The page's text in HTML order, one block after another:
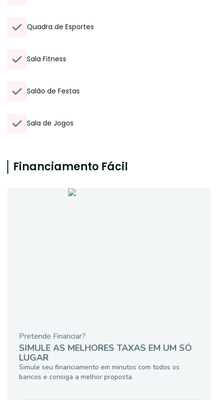
Quadra de Esportes
Sala Fitness
Salão de Festas
Sala de Jogos
Financiamento Fácil
Pretende Financiar?
SIMULE AS MELHORES TAXAS EM UM SÓ
LUGAR
Simule seu financiamento em minutos com todos os
bancos e consiga a melhor proposta.